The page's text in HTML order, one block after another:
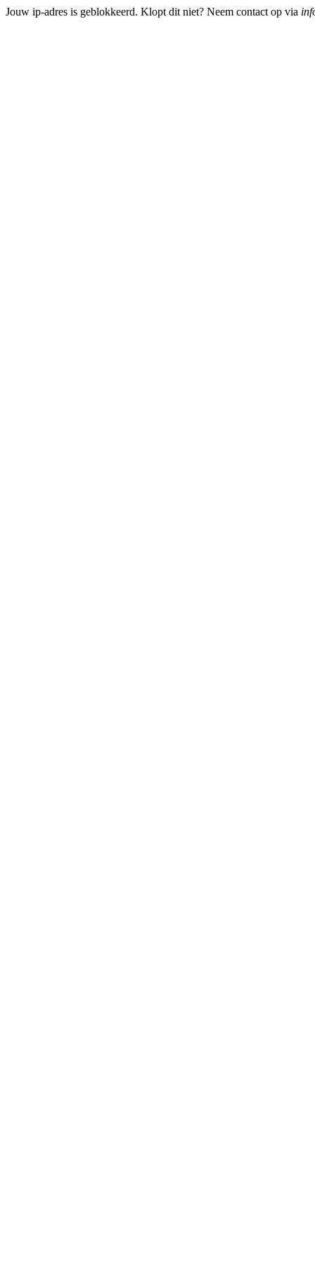
Jouw ip-adres is geblokkeerd. Klopt dit niet? Neem contact op via